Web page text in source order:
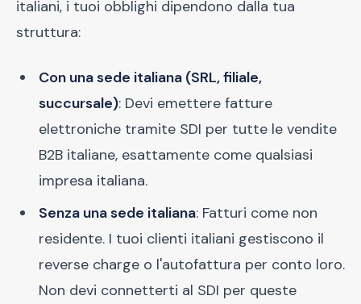
italiani, i tuoi obblighi dipendono dalla tua
struttura:
Con una sede italiana (SRL, filiale,
succursale): Devi emettere fatture
elettroniche tramite SDI per tutte le vendite
B2B italiane, esattamente come qualsiasi
impresa italiana.
Senza una sede italiana: Fatturi come non
residente. I tuoi clienti italiani gestiscono il
reverse charge o l'autofattura per conto loro.
Non devi connetterti al SDI per queste